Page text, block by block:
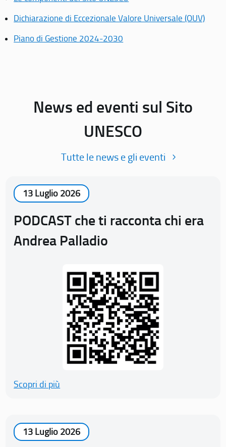
Dichiarazione di Eccezionale Valore Universale (OUV)
Piano di Gestione 2024-2030
News ed eventi sul Sito
UNESCO
Tutte le news e gli eventi
13 Luglio 2026
PODCAST che ti racconta chi era
Andrea Palladio
Scopri di più
13 Luglio 2026